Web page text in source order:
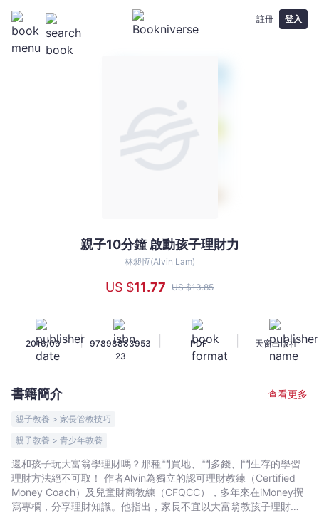
註冊 登入
理
財
力
林
昶
恆
親子10分鐘 啟動孩子理財力
林昶恆(Alvin Lam)
US $11.77 US $13.85
2016/09 |
97898883953
23
PDF 天窗出版社
書籍簡介 查看更多
親子教養 > 家長管教技巧
親子教養 > 青少年教養
還和孩子玩大富翁學理財嗎？那種鬥買地、鬥多錢、鬥生存的學習
理財方法絕不可取！ 作者Alvin為獨立的認可理財教練（Certified
Money Coach）及兒童財商教練（CFQCC），多年來在iMoney撰
寫專欄，分享理財知識。他指出，家長不宜以大富翁教孩子理財觀